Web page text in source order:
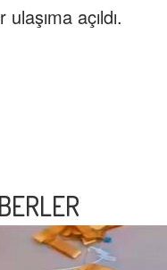
açıldı.